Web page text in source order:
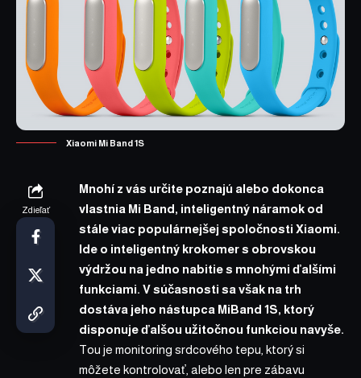
Xiaomi Mi Band 1S
Zdieľať
Mnohí z vás určite poznajú alebo dokonca
vlastnia Mi Band, inteligentný náramok od
stále viac populárnejšej spoločnosti Xiaomi.
Ide o inteligentný krokomer s obrovskou
výdržou na jedno nabitie s mnohými ďalšími
funkciami. V súčasnosti sa však na trh
dostáva jeho nástupca MiBand 1S, ktorý
disponuje ďalšou užitočnou funkciou navyše.
Tou je monitoring srdcového tepu, ktorý si
môžete kontrolovať, alebo len pre zábavu